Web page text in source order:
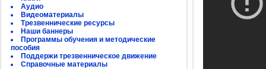
Аудио
Видеоматериалы
Трезвеннические ресурсы
Наши баннеры
Программы обучения и методические
пособия
Поддержи трезвенническое движение
Справочные материалы